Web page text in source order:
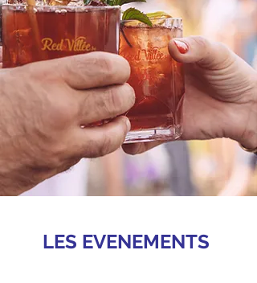
LES EVENEMENTS